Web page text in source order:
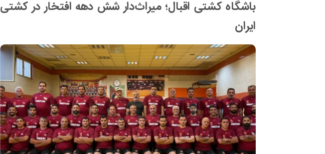
باشگاه کشتی اقبال؛ میراث‌دار شش دهه افتخار در کشتی
ایران